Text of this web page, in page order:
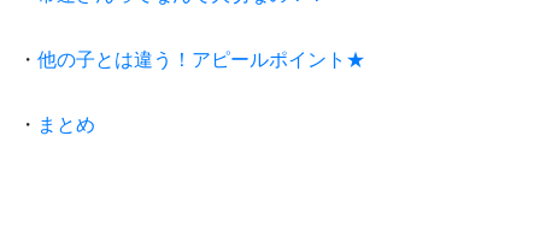
・ 他の子とは違う！アピールポイント★
・ まとめ